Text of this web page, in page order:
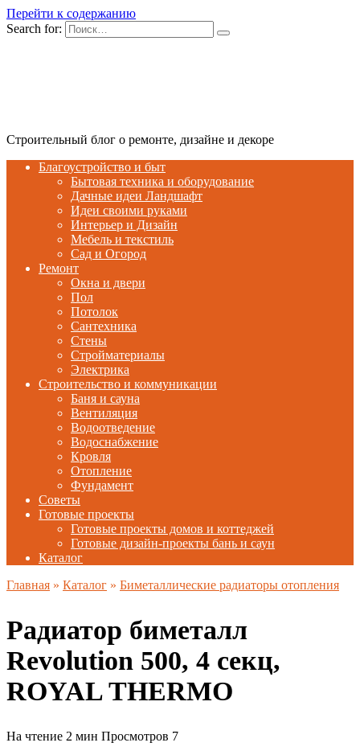
Перейти к содержанию
Search for:
Строительный блог о ремонте, дизайне и декоре
Благоустройство и быт
Бытовая техника и оборудование
Дачные идеи Ландшафт
Идеи своими руками
Интерьер и Дизайн
Мебель и текстиль
Сад и Огород
Ремонт
Окна и двери
Пол
Потолок
Сантехника
Стены
Стройматериалы
Электрика
Строительство и коммуникации
Баня и сауна
Вентиляция
Водоотведение
Водоснабжение
Кровля
Отопление
Фундамент
Советы
Готовые проекты
Готовые проекты домов и коттеджей
Готовые дизайн-проекты бань и саун
Каталог
Главная » Каталог » Биметаллические радиаторы отопления
Радиатор биметалл
Revolution 500, 4 секц,
ROYAL THERMO
На чтение 2 мин Просмотров 7